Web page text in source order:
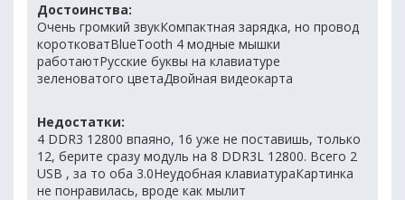
Достоинства:
Очень громкий звукКомпактная зарядка, но провод
коротковатBlueTooth 4 модные мышки
работаютРусские буквы на клавиатуре
зеленоватого цветаДвойная видеокарта
Недостатки:
4 DDR3 12800 впаяно, 16 уже не поставишь, только
12, берите сразу модуль на 8 DDR3L 12800. Всего 2
USB , за то оба 3.0Неудобная клавиатураКартинка
не понравилась, вроде как мылит